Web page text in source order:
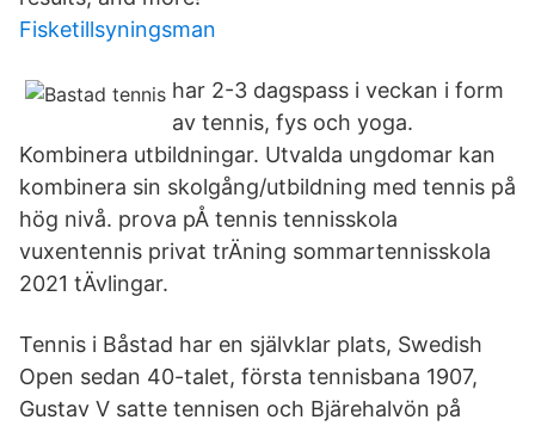
Fisketillsyningsman
har 2-3 dagspass i veckan i form
av tennis, fys och yoga.
Kombinera utbildningar. Utvalda ungdomar kan
kombinera sin skolgång/utbildning med tennis på
hög nivå. prova pÅ tennis tennisskola
vuxentennis privat trÄning sommartennisskola
2021 tÄvlingar.
Tennis i Båstad har en självklar plats, Swedish
Open sedan 40-talet, första tennisbana 1907,
Gustav V satte tennisen och Bjärehalvön på